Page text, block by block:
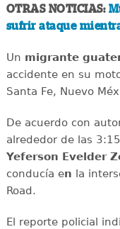
OTRAS NOTICIAS:
sufrir ataque
Un migrante
accidente en su
Santa Fe, Nuevo
De acuerdo con
alrededor de las
Yeferson Evelder
conducía en la
Road.
El reporte policial